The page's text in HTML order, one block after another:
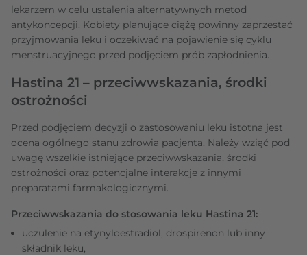
lekarzem w celu ustalenia alternatywnych metod
antykoncepcji. Kobiety planujące ciążę powinny zaprzestać
przyjmowania leku i oczekiwać na pojawienie się cyklu
menstruacyjnego przed podjęciem prób zapłodnienia.
Hastina 21 – przeciwwskazania, środki
ostrożności
Przed podjęciem decyzji o zastosowaniu leku istotna jest
ocena ogólnego stanu zdrowia pacjenta. Należy wziąć pod
uwagę wszelkie istniejące przeciwwskazania, środki
ostrożności oraz potencjalne interakcje z innymi
preparatami farmakologicznymi.
Przeciwwskazania do stosowania leku Hastina 21:
uczulenie na etynyloestradiol, drospirenon lub inny
składnik leku,